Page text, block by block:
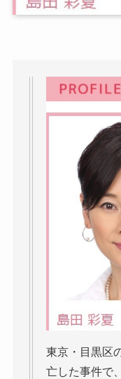
東京・目黒区
亡した事件で